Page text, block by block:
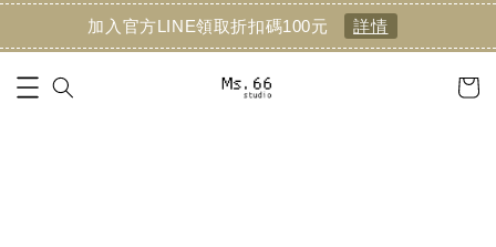
加入官方LINE領取折扣碼100元 詳情